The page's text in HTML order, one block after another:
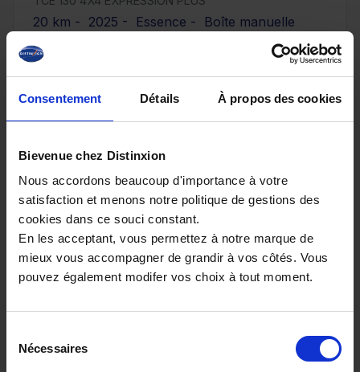
Consentement Détails À propos des cookies
Bievenue chez Distinxion
Nous accordons beaucoup d'importance à votre
satisfaction et menons notre politique de gestions des
cookies dans ce souci constant.
En les acceptant, vous permettez à notre marque de
mieux vous accompagner de grandir à vos côtés. Vous
pouvez également modifer vos choix à tout moment.
Nécessaires
20 km - 2025 - Essence - Boîte manuelle